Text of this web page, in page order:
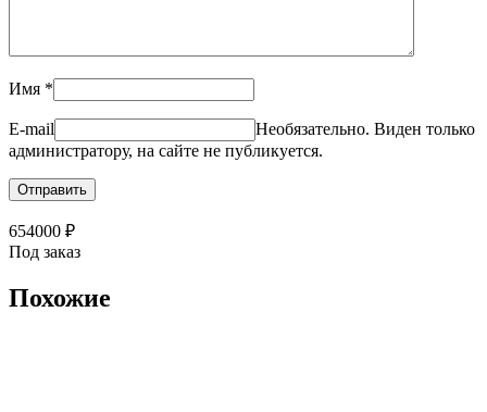
Имя *
E-mail
Необязательно. Виден только
администратору, на сайте не публикуется.
654000 ₽
Под заказ
Похожие